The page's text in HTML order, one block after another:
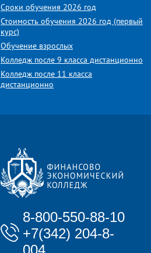
Сроки обучения 2026 год
Стоимость обучения 2026 год (первый
курс)
Обучение взрослых
Колледж после 9 класса дистанционно
Колледж после 11 класса
дистанционно
8-800-550-88-10
+7(342) 204-8-
004